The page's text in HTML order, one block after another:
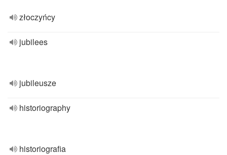
złoczyńcy
jubilees
jubileusze
historiography
historiografia